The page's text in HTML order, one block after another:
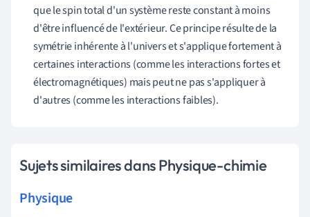
que le spin total d'un système reste constant à moins
d'être influencé de l'extérieur. Ce principe résulte de la
symétrie inhérente à l'univers et s'applique fortement à
certaines interactions (comme les interactions fortes et
électromagnétiques) mais peut ne pas s'appliquer à
d'autres (comme les interactions faibles).
Sujets similaires dans Physique-chimie
Physique